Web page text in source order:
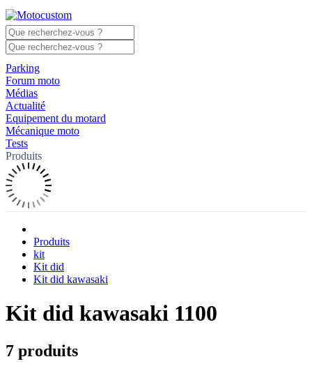
Parking
Forum moto
Médias
Actualité
Equipement du motard
Mécanique moto
Tests
Produits
Produits
kit
Kit did
Kit did kawasaki
Kit did kawasaki 1100
7 produits